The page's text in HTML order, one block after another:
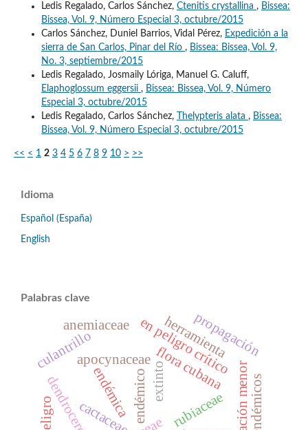
Ledis Regalado, Carlos Sánchez, Ctenitis crystallina , Bissea:
Bissea, Vol. 9, Número Especial 3, octubre/2015
Carlos Sánchez, Duniel Barrios, Vidal Pérez, Expedición a la
sierra de San Carlos, Pinar del Río , Bissea: Bissea, Vol. 9,
No. 3, septiembre/2015
Ledis Regalado, Josmaily Lóriga, Manuel G. Caluff,
Elaphoglossum eggersii , Bissea: Bissea, Vol. 9, Número
Especial 3, octubre/2015
Ledis Regalado, Carlos Sánchez,
Thelypteris alata , Bissea:
Bissea, Vol. 9, Número Especial 3, octubre/2015
<< < 1 2 3 4 5 6 7 8 9 10 > >>
Idioma
Español (España)
English
Palabras clave
endémicoflora cubana
rubiaceae
apocynaceae
endémica
en peligro crítico
cactaceae
dendrocereus
propagación
culantrillo herramienta
extinto
anemiaceae